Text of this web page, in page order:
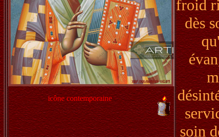
icône contemporaine
froid
dès
soin